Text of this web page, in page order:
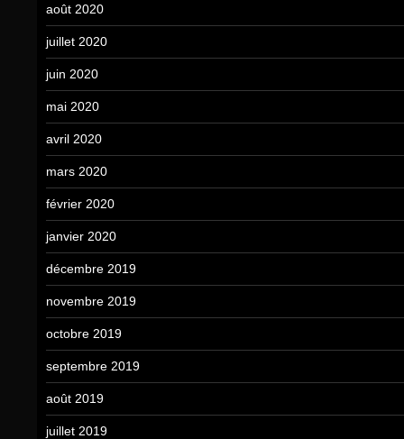
août 2020
juillet 2020
juin 2020
mai 2020
avril 2020
mars 2020
février 2020
janvier 2020
décembre 2019
novembre 2019
octobre 2019
septembre 2019
août 2019
juillet 2019